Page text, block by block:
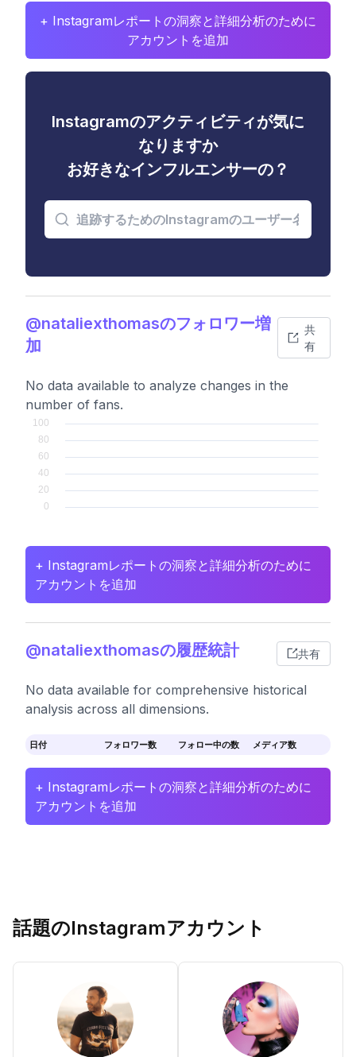
+ Instagramレポートの洞察と詳細分析のために
アカウントを追加
Instagramのアクティビティが気に
なりますか
お好きなインフルエンサーの？
@nataliexthomasのフォロワー増
加
共
有
No data available to analyze changes in the
number of fans.
+ Instagramレポートの洞察と詳細分析のために
アカウントを追加
@nataliexthomasの履歴統計 共有
No data available for comprehensive historical
analysis across all dimensions.
日付 フォロワー数 フォロー中の数 メディア数
+ Instagramレポートの洞察と詳細分析のために
アカウントを追加
話題のInstagramアカウント